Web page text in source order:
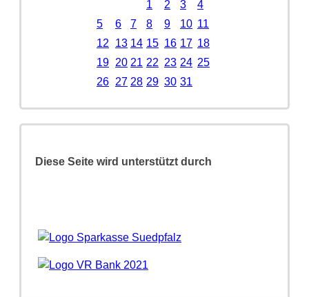
1
2 3
4
5
6 7 8 9 10 11
12
13 14 15 16 17 18
19 20 21 22 23 24 25
26 27 28 29 30 31
Diese Seite wird unterstützt durch